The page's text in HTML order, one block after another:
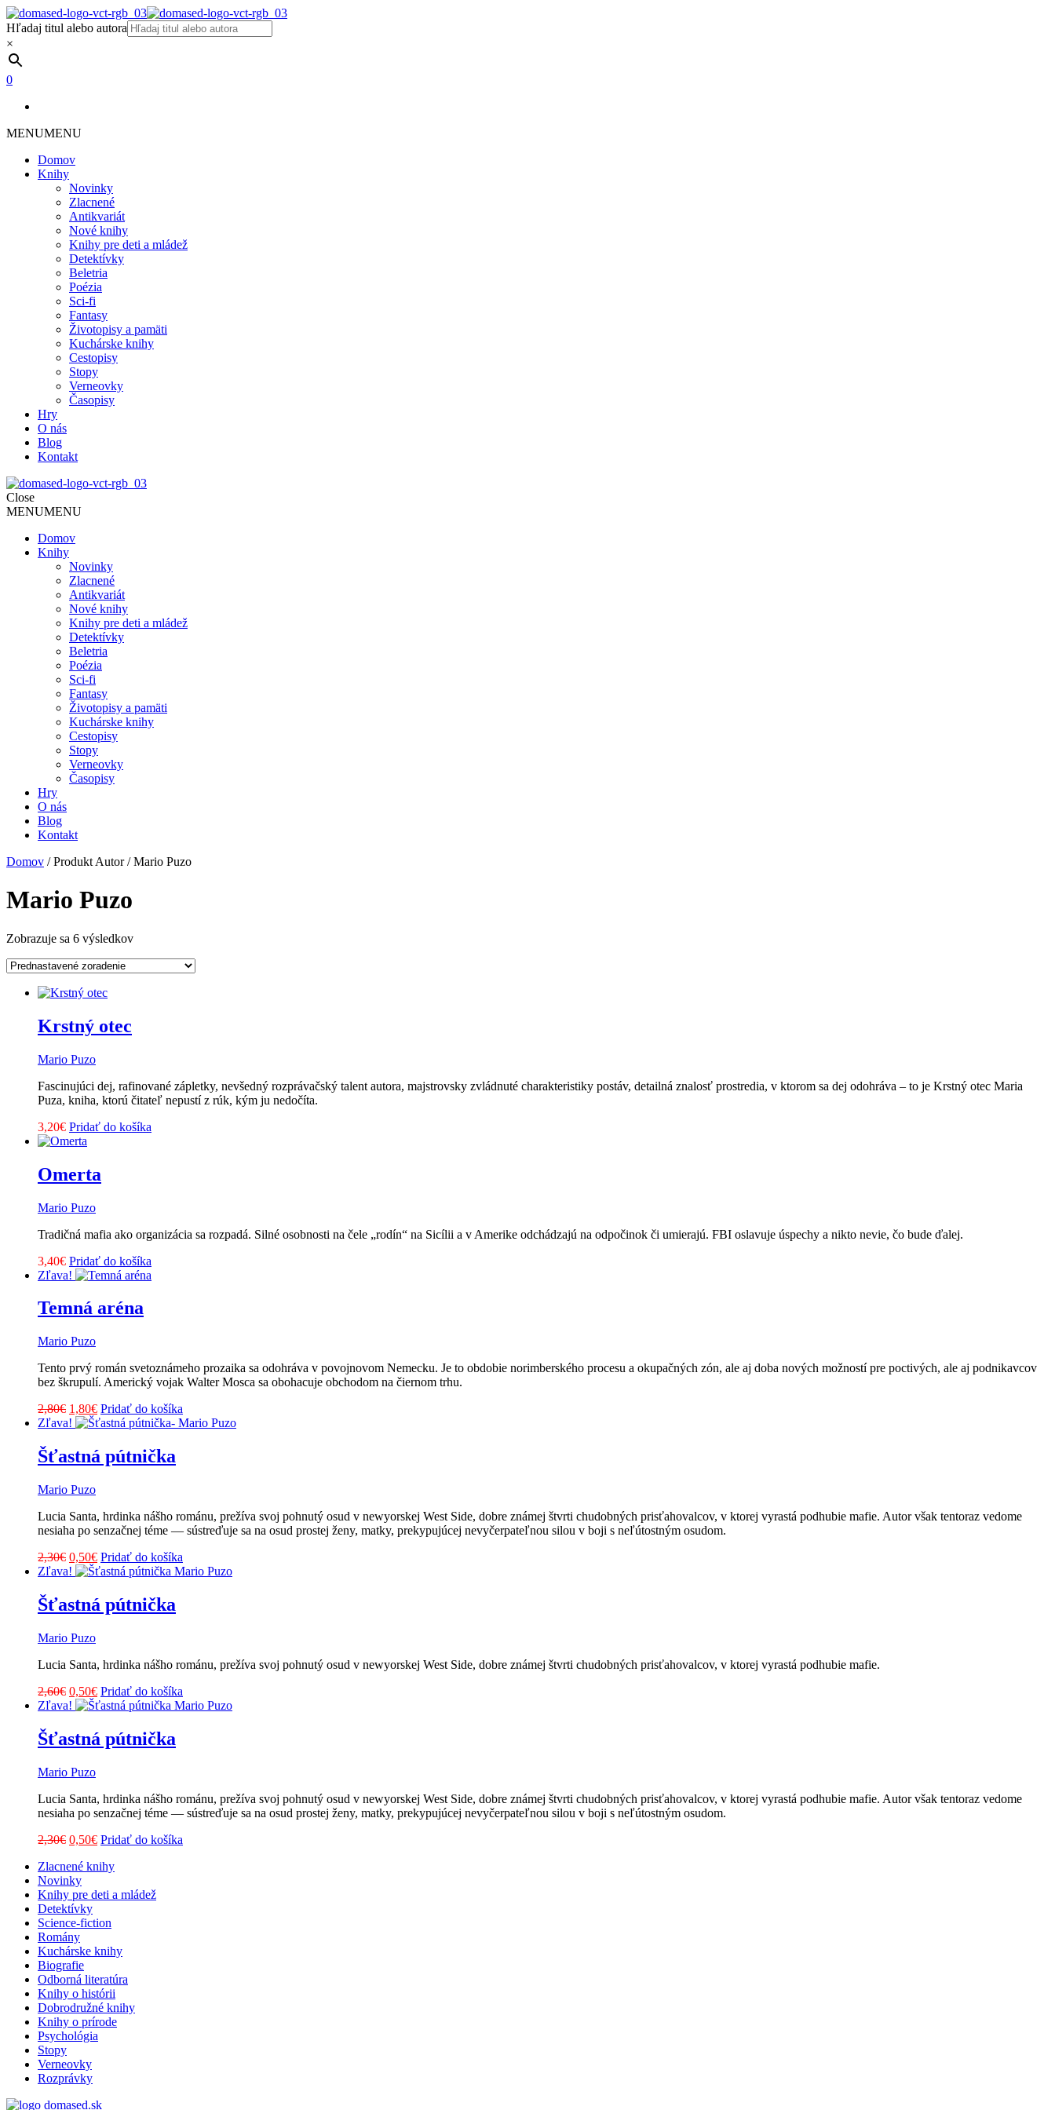
Hľadaj titul alebo autora
×
0
MENUMENU
Domov
Knihy
Novinky
Zlacnené
Antikvariát
Nové knihy
Knihy pre deti a mládež
Detektívky
Beletria
Poézia
Sci-fi
Fantasy
Životopisy a pamäti
Kuchárske knihy
Cestopisy
Stopy
Verneovky
Časopisy
Hry
O nás
Blog
Kontakt
Close
MENUMENU
Domov
Knihy
Novinky
Zlacnené
Antikvariát
Nové knihy
Knihy pre deti a mládež
Detektívky
Beletria
Poézia
Sci-fi
Fantasy
Životopisy a pamäti
Kuchárske knihy
Cestopisy
Stopy
Verneovky
Časopisy
Hry
O nás
Blog
Kontakt
Domov / Produkt Autor / Mario Puzo
Mario Puzo
Zobrazuje sa 6 výsledkov
Krstný otec
Mario Puzo
Fascinujúci dej, rafinované zápletky, nevšedný rozprávačský talent autora, majstrovsky zvládnuté charakteristiky postáv, detailná znalosť prostredia, v ktorom sa dej odohráva – to je Krstný otec Maria
Puza, kniha, ktorú čitateľ nepustí z rúk, kým ju nedočíta.
3,20€ Pridať do košíka
Omerta
Mario Puzo
Tradičná mafia ako organizácia sa rozpadá. Silné osobnosti na čele „rodín“ na Sicílii a v Amerike odchádzajú na odpočinok či umierajú. FBI oslavuje úspechy a nikto nevie, čo bude ďalej.
3,40€ Pridať do košíka
Zľava!
Temná aréna
Mario Puzo
Tento prvý román svetoznámeho prozaika sa odohráva v povojnovom Nemecku. Je to obdobie norimberského procesu a okupačných zón, ale aj doba nových možností pre poctivých, ale aj podnikavcov
bez škrupulí. Americký vojak Walter Mosca sa obohacuje obchodom na čiernom trhu.
2,80€ Pôvodná
cena
2,80€.
1,80€Aktuálna
cena
1,80€.
Pridať do košíka
Zľava!
Šťastná pútnička
Mario Puzo
Lucia Santa, hrdinka nášho románu, prežíva svoj pohnutý osud v newyorskej West Side, dobre známej štvrti chudobných prisťahovalcov, v ktorej vyrastá podhubie mafie. Autor však tentoraz vedome
nesiaha po senzačnej téme — sústreďuje sa na osud prostej ženy, matky, prekypujúcej nevyčerpateľnou silou v boji s neľútostným osudom.
2,30€ Pôvodná
cena
2,30€.
0,50€Aktuálna
cena
0,50€.
Pridať do košíka
Zľava!
Šťastná pútnička
Mario Puzo
Lucia Santa, hrdinka nášho románu, prežíva svoj pohnutý osud v newyorskej West Side, dobre známej štvrti chudobných prisťahovalcov, v ktorej vyrastá podhubie mafie.
2,60€ Pôvodná
cena
2,60€.
0,50€Aktuálna
cena
0,50€.
Pridať do košíka
Zľava!
Šťastná pútnička
Mario Puzo
Lucia Santa, hrdinka nášho románu, prežíva svoj pohnutý osud v newyorskej West Side, dobre známej štvrti chudobných prisťahovalcov, v ktorej vyrastá podhubie mafie. Autor však tentoraz vedome
nesiaha po senzačnej téme — sústreďuje sa na osud prostej ženy, matky, prekypujúcej nevyčerpateľnou silou v boji s neľútostným osudom.
2,30€ Pôvodná
bola:
2,30€.
0,50€Aktuálna
je:
Pridať do košíka
Zlacnené knihy
Novinky
Knihy pre deti a mládež
Detektívky
Science-fiction
Romány
Kuchárske knihy
Biografie
Odborná literatúra
Knihy o histórii
Dobrodružné knihy
Knihy o prírode
Psychológia
Stopy
Verneovky
Rozprávky